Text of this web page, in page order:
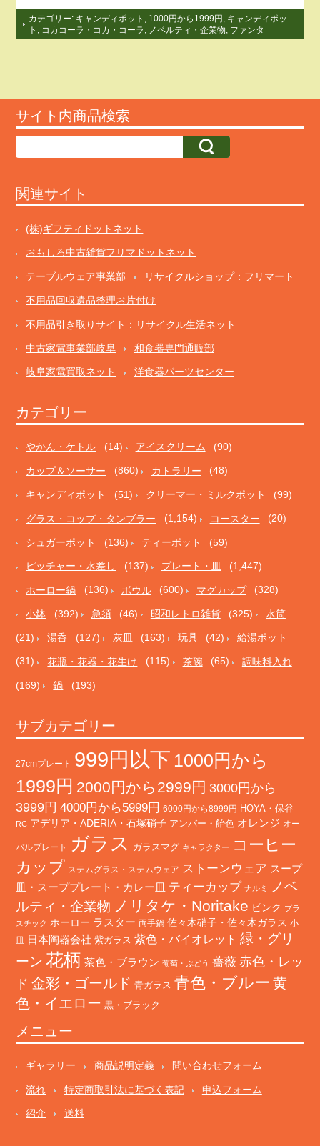
カテゴリー: キャンディポット 1000円から1999円
キャンディポッ
ト
コカコーラ・コカ・コーラ ノベルティ・企業物 ファンタ
サイト内商品検索
関連サイト
(株)ギフティドットネット
おもしろ中古雑貨フリマドットネット
テーブルウェア事業部 リサイクルショップ：フリマート
不用品回収遺品整理お片付け
不用品引き取りサイト：リサイクル生活ネット
中古家電事業部岐阜 和食器専門通販部
岐阜家電買取ネット 洋食器パーツセンター
カテゴリー
やかん・ケトル (14) アイスクリーム (90)
カップ＆ソーサー (860) カトラリー (48)
キャンディポット (51) クリーマー・ミルクポット (99)
グラス・コップ・タンブラー (1,154) コースター (20)
シュガーポット (136) ティーポット (59)
ピッチャー・水差し (137) プレート・皿 (1,447)
ホーロー鍋 (136) ボウル (600) マグカップ (328)
小鉢 (392) 急須 (46) 昭和レトロ雑貨 (325) 水筒
(21) 湯呑 (127) 灰皿 (163) 玩具 (42) 給湯ポット
(31) 花瓶・花器・花生け (115) 茶碗 (65) 調味料入れ
(169) 鍋 (193)
サブカテゴリー
27cmプレート 999円以下 1000円から
1999円 2000円から2999円 3000円から
3999円 4000円から5999円 6000円から8999円 HOYA・保谷
RC アデリア・ADERIA・石塚硝子 アンバー・飴色 オレンジ オー
バルプレート ガラス ガラスマグ キャラクター
コーヒー
カップ ステムグラス・ステムウェア ストーンウェア スープ
皿・スーププレート・カレー皿 ティーカップ ナルミ
ノベ
ルティ・企業物 ノリタケ・Noritake ピンク プラ
スチック ホーロー ラスター 両手鍋 佐々木硝子・佐々木ガラス 小
皿 日本陶器会社 紫ガラス 紫色・バイオレット 緑・グリ
ーン 花柄 茶色・ブラウン 葡萄・ぶどう 薔薇 赤色・レッ
ド 金彩・ゴールド 青ガラス 青色・ブルー 黄
色・イエロー 黒・ブラック
メニュー
ギャラリー 商品説明定義 問い合わせフォーム
流れ 特定商取引法に基づく表記 申込フォーム
紹介 送料